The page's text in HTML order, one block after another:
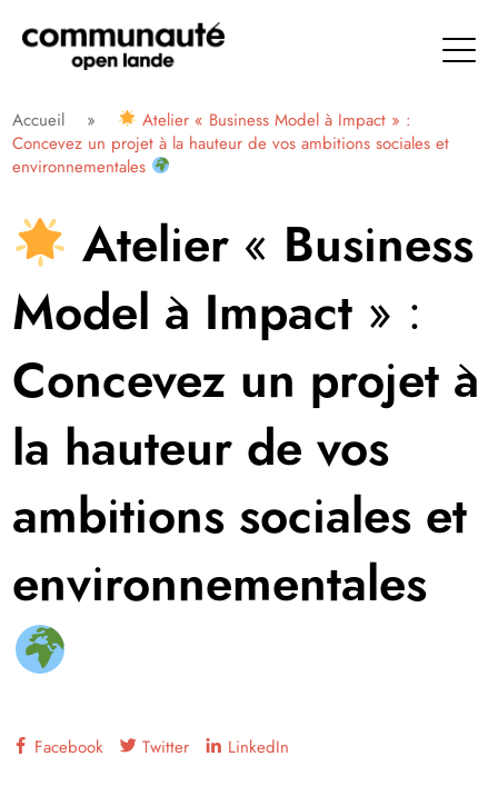
directement
contenu
Communauté Open Lande
Accueil »
Atelier « Business Model à Impact » :
Concevez un projet à la hauteur de vos ambitions sociales et
environnementales
Atelier « Business
Model à Impact » :
Concevez un projet à
la hauteur de vos
ambitions sociales et
environnementales
Facebook Twitter LinkedIn